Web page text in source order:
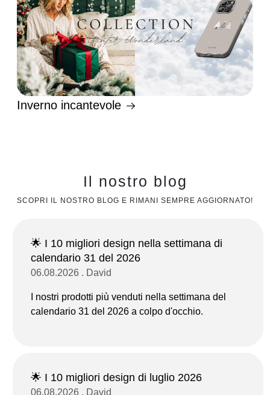
Inverno incantevole
Il nostro blog
SCOPRI IL NOSTRO BLOG E RIMANI SEMPRE AGGIORNATO!
🌟 I 10 migliori design nella settimana di
calendario 31 del 2026
06.08.2026 . David
I nostri prodotti più venduti nella settimana del
calendario 31 del 2026 a colpo d'occhio.
🌟 I 10 migliori design di luglio 2026
06.08.2026 . David